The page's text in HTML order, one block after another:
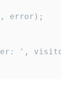
error);
',